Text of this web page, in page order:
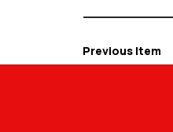
Previous Item